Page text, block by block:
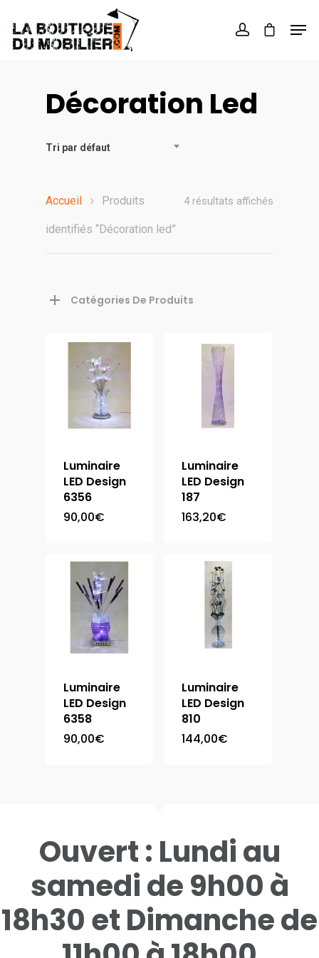
Hit enter to search or ESC to close
Décoration Led
Tri par défaut
4 résultats affichés
Accueil Produits
identifiés “Décoration led”
Catégories De Produits
Luminaire
LED Design
6356
90,00€
Luminaire
LED Design
187
163,20€
Luminaire
LED Design
6358
90,00€
Luminaire
LED Design
810
144,00€
Ouvert : Lundi au
samedi de 9h00 à
18h30 et Dimanche de